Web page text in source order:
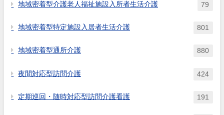
地域密着型介護老人福祉施設入所者生活介護 79
地域密着型特定施設入居者生活介護 801
地域密着型通所介護 880
夜間対応型訪問介護 424
定期巡回・随時対応型訪問介護看護 191